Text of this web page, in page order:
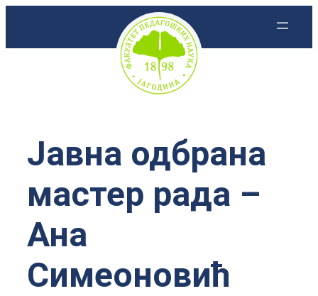
Јавна одбрана
мастер рада –
Ана
Симеоновић